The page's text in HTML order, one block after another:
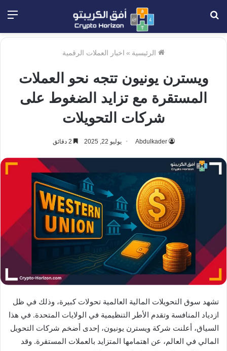
الرئيسية » اخبار العملات الرقمية
ويسترن يونيون تتجه نحو العملات
المستقرة مع تزايد الضغوط على
شركات التحويلات
Abdulkader يوليو 22, 2025
تشهد سوق التحويلات المالية العالمية تحولات كبيرة، وذلك في ظل
ازدياد المنافسة وتقدم الأطر التنظيمية في الولايات المتحدة. في هذا
السياق، أعلنت شركة ويسترن يونيون، إحدى أضخم شركات التحويل
المالي في العالم، عن اهتمامها المتزايد بالعملات المستقرة. وقد